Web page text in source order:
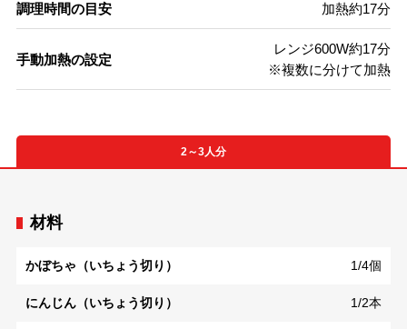
調理時間の目安 加熱約17分
手動加熱の設定
レンジ600W約17分
※複数に分けて加熱
2～3人分
材料
かぼちゃ（いちょう切り） 1/4個
にんじん（いちょう切り） 1/2本